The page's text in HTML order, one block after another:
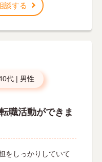
談する
代 | 男性
職活動ができま
をしっかりしていて